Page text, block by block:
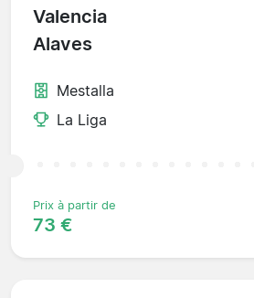
Valencia
Alaves
Mestalla
La Liga
Prix à partir de
73 €